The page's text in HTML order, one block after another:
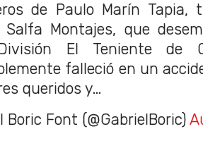
de Paulo Marín Tapia,
Salfa Montajes, que
El Teniente de
falleció en un
queridos y…
Boric Font (@GabrielBoric)